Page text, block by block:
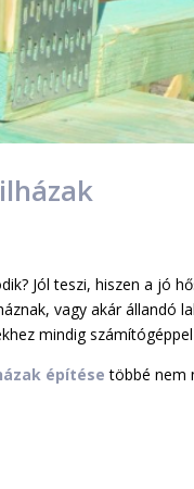
Jól teszi, hiszen a jó
vagy akár állandó
mindig
építése többé nem